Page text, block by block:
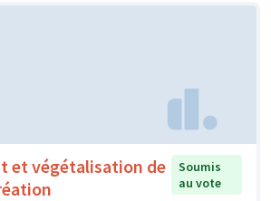
et végétalisation de
Soumis
au vote